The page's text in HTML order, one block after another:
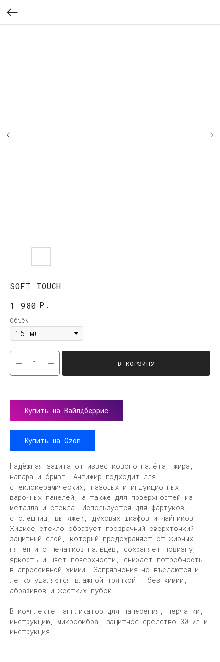
SOFT TOUCH
1 980 Р.
Объём
В КОРЗИНУ
Купить на Вайлдберрис
Купить на Оzоn
Надёжная защита от известкового налёта, жира,
нагара и брызг. Антижир подходит для
стеклокерамических, газовых и индукционных
варочных панелей, а также для поверхностей из
металла и стекла. Используется для фартуков,
столешниц, вытяжек, духовых шкафов и чайников.
Жидкое стекло образует прозрачный сверхтонкий
защитный слой, который предохраняет от жирных
пятен и отпечатков пальцев, сохраняет новизну,
яркость и цвет поверхности, снижает потребность
в агрессивной химии. Загрязнения не въедаются и
легко удаляются влажной тряпкой — без химии,
абразивов и жёстких губок.
В комплекте: аппликатор для нанесения, перчатки,
инструкцию, микрофибра, защитное средство 30 мл и
инструкция.